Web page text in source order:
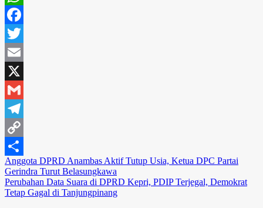
WhatsApp
Facebook
Twitter
Email
X
Gmail
Telegram
Copy
Link
Share
Navigasi
pos
Anggota DPRD Anambas Aktif Tutup Usia, Ketua DPC Partai
Gerindra Turut Belasungkawa
Perubahan Data Suara di DPRD Kepri, PDIP Terjegal, Demokrat
Tetap Gagal di Tanjungpinang